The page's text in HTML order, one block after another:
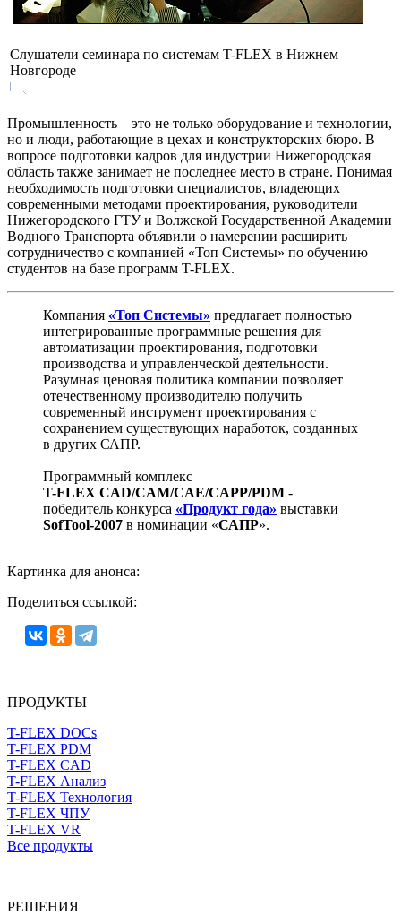
Слушатели семинара по системам T-FLEX в Нижнем
Новгороде
Промышленность – это не только оборудование и технологии,
но и люди, работающие в цехах и конструкторских бюро. В
вопросе подготовки кадров для индустрии Нижегородская
область также занимает не последнее место в стране. Понимая
необходимость подготовки специалистов, владеющих
современными методами проектирования, руководители
Нижегородского ГТУ и Волжской Государственной Академии
Водного Транспорта объявили о намерении расширить
сотрудничество с компанией «Топ Системы» по обучению
студентов на базе программ T-FLEX.
Компания «Топ Системы» предлагает полностью
интегрированные программные решения для
автоматизации проектирования, подготовки
производства и управленческой деятельности.
Разумная ценовая политика компании позволяет
отечественному производителю получить
современный инструмент проектирования с
сохранением существующих наработок, созданных
в других САПР.
Программный комплекс
T-FLEX CAD/CAM/CAE/CAPP/PDM -
победитель конкурса «Продукт года» выставки
SofTool-2007 в номинации «САПР».
Картинка для анонса:
Поделиться ссылкой:
ПРОДУКТЫ
T-FLEX DOCs
T-FLEX PDM
T-FLEX CAD
T-FLEX Анализ
T-FLEX Технология
T-FLEX ЧПУ
T-FLEX VR
Все продукты
РЕШЕНИЯ